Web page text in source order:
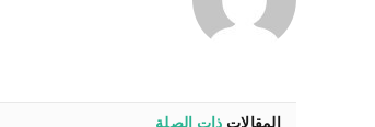
المقالات ذات الصلة